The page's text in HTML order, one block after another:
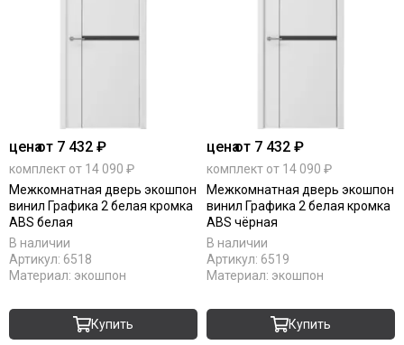
ценаот 7 432 ₽
комплект от 14 090 ₽
Межкомнатная дверь экошпон
винил Графика 2 белая кромка
ABS белая
В наличии
Артикул: 6518
Материал: экошпон
Купить
ценаот 7 432 ₽
комплект от 14 090 ₽
Межкомнатная дверь экошпон
винил Графика 2 белая кромка
ABS чёрная
В наличии
Артикул: 6519
Материал: экошпон
Купить